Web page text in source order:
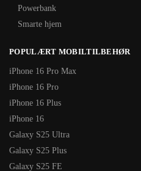
Powerbank
Smarte hjem
POPULÆRT MOBILTILBEHØR
iPhone 16 Pro Max
iPhone 16 Pro
iPhone 16 Plus
iPhone 16
Galaxy S25 Ultra
Galaxy S25 Plus
Galaxy S25 FE